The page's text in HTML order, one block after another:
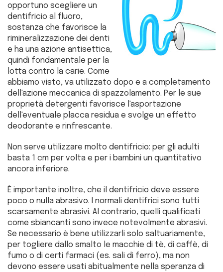
opportuno scegliere un
dentifricio al fluoro,
sostanza che favorisce la
rimineralizzazione dei denti
e ha una azione antisettica,
quindi fondamentale per la
lotta contro la carie. Come
abbiamo visto, va utilizzato dopo e a completamento
dell'azione meccanica di spazzolamento. Per le sue
proprietà detergenti favorisce l'asportazione
dell'eventuale placca residua e svolge un effetto
deodorante e rinfrescante.
Non serve utilizzare molto dentifricio: per gli adulti
basta 1 cm per volta e per i bambini un quantitativo
ancora inferiore.
È importante inoltre, che il dentifricio deve essere
poco o nulla abrasivo. I normali dentifrici sono tutti
scarsamente abrasivi. Al contrario, quelli qualificati
come sbiancanti sono invece notevolmente abrasivi.
Se necessario è bene utilizzarli solo saltuariamente,
per togliere dallo smalto le macchie di tè, di caffè, di
fumo o di certi farmaci (es. sali di ferro), ma non
devono essere usati abitualmente nella speranza di